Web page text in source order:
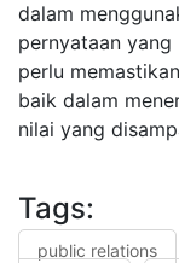
dalam
pernyataan yang
perlu
baik dalam
nilai yang
Tags:
public relations